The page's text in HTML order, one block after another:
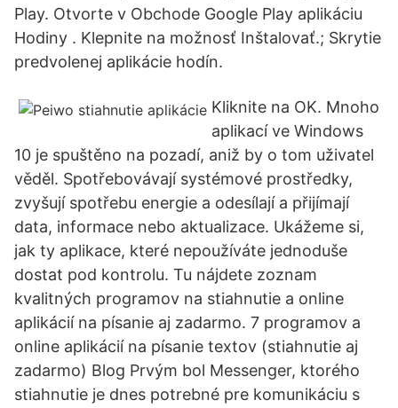
Play. Otvorte v Obchode Google Play aplikáciu
Hodiny . Klepnite na možnosť Inštalovať.; Skrytie
predvolenej aplikácie hodín.
Kliknite na OK. Mnoho
aplikací ve Windows
10 je spuštěno na pozadí, aniž by o tom uživatel
věděl. Spotřebovávají systémové prostředky,
zvyšují spotřebu energie a odesílají a přijímají
data, informace nebo aktualizace. Ukážeme si,
jak ty aplikace, které nepoužíváte jednoduše
dostat pod kontrolu. Tu nájdete zoznam
kvalitných programov na stiahnutie a online
aplikácií na písanie aj zadarmo. 7 programov a
online aplikácií na písanie textov (stiahnutie aj
zadarmo) Blog Prvým bol Messenger, ktorého
stiahnutie je dnes potrebné pre komunikáciu s